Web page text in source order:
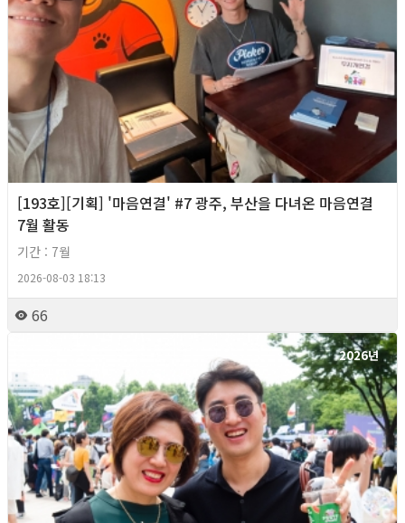
[193호][기획] '마음연결' #7 광주, 부산을 다녀온 마음연결
7월 활동
기간 : 7월
2026-08-03 18:13
66
2026년